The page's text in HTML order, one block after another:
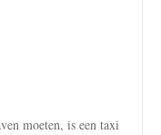
moeten, is een taxi